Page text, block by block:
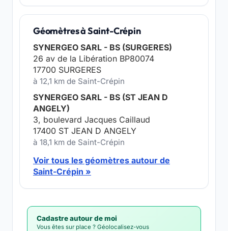
Géomètres à Saint-Crépin
SYNERGEO SARL - BS (SURGERES)
26 av de la Libération BP80074
17700 SURGERES
à 12,1 km de Saint-Crépin
SYNERGEO SARL - BS (ST JEAN D
ANGELY)
3, boulevard Jacques Caillaud
17400 ST JEAN D ANGELY
à 18,1 km de Saint-Crépin
Voir tous les géomètres autour de
Saint-Crépin »
Cadastre autour de moi
Vous êtes sur place ? Géolocalisez-vous